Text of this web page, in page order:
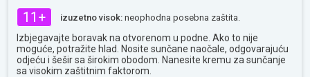
11+ izuzetno visok: neophodna posebna zaštita.
Izbjegavajte boravak na otvorenom u podne. Ako to nije
moguće, potražite hlad. Nosite sunčane naočale, odgovarajuću
odjeću i šešir sa širokim obodom. Nanesite kremu za sunčanje
sa visokim zaštitnim faktorom.